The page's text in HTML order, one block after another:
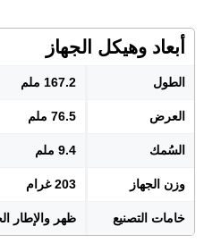
أبعاد وهيكل الجهاز
الطول 167.2 ملم
العرض 76.5 ملم
السُمك 9.4 ملم
وزن الجهاز 203 غرام
خامات التصنيع ظهر والإطار